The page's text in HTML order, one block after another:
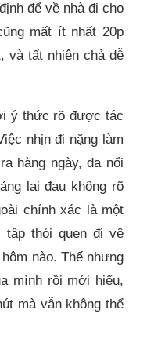
để về nhà đi cho
mất ít nhất 20p
và tất nhiên chả dễ
ý thức rõ được tác
nhịn đi nặng làm
hàng ngày, da nổi
lại đau không rõ
chính xác là một
tập thói quen đi vệ
nào. Thế nhưng
mình rồi mới hiểu,
mà vẫn không thể